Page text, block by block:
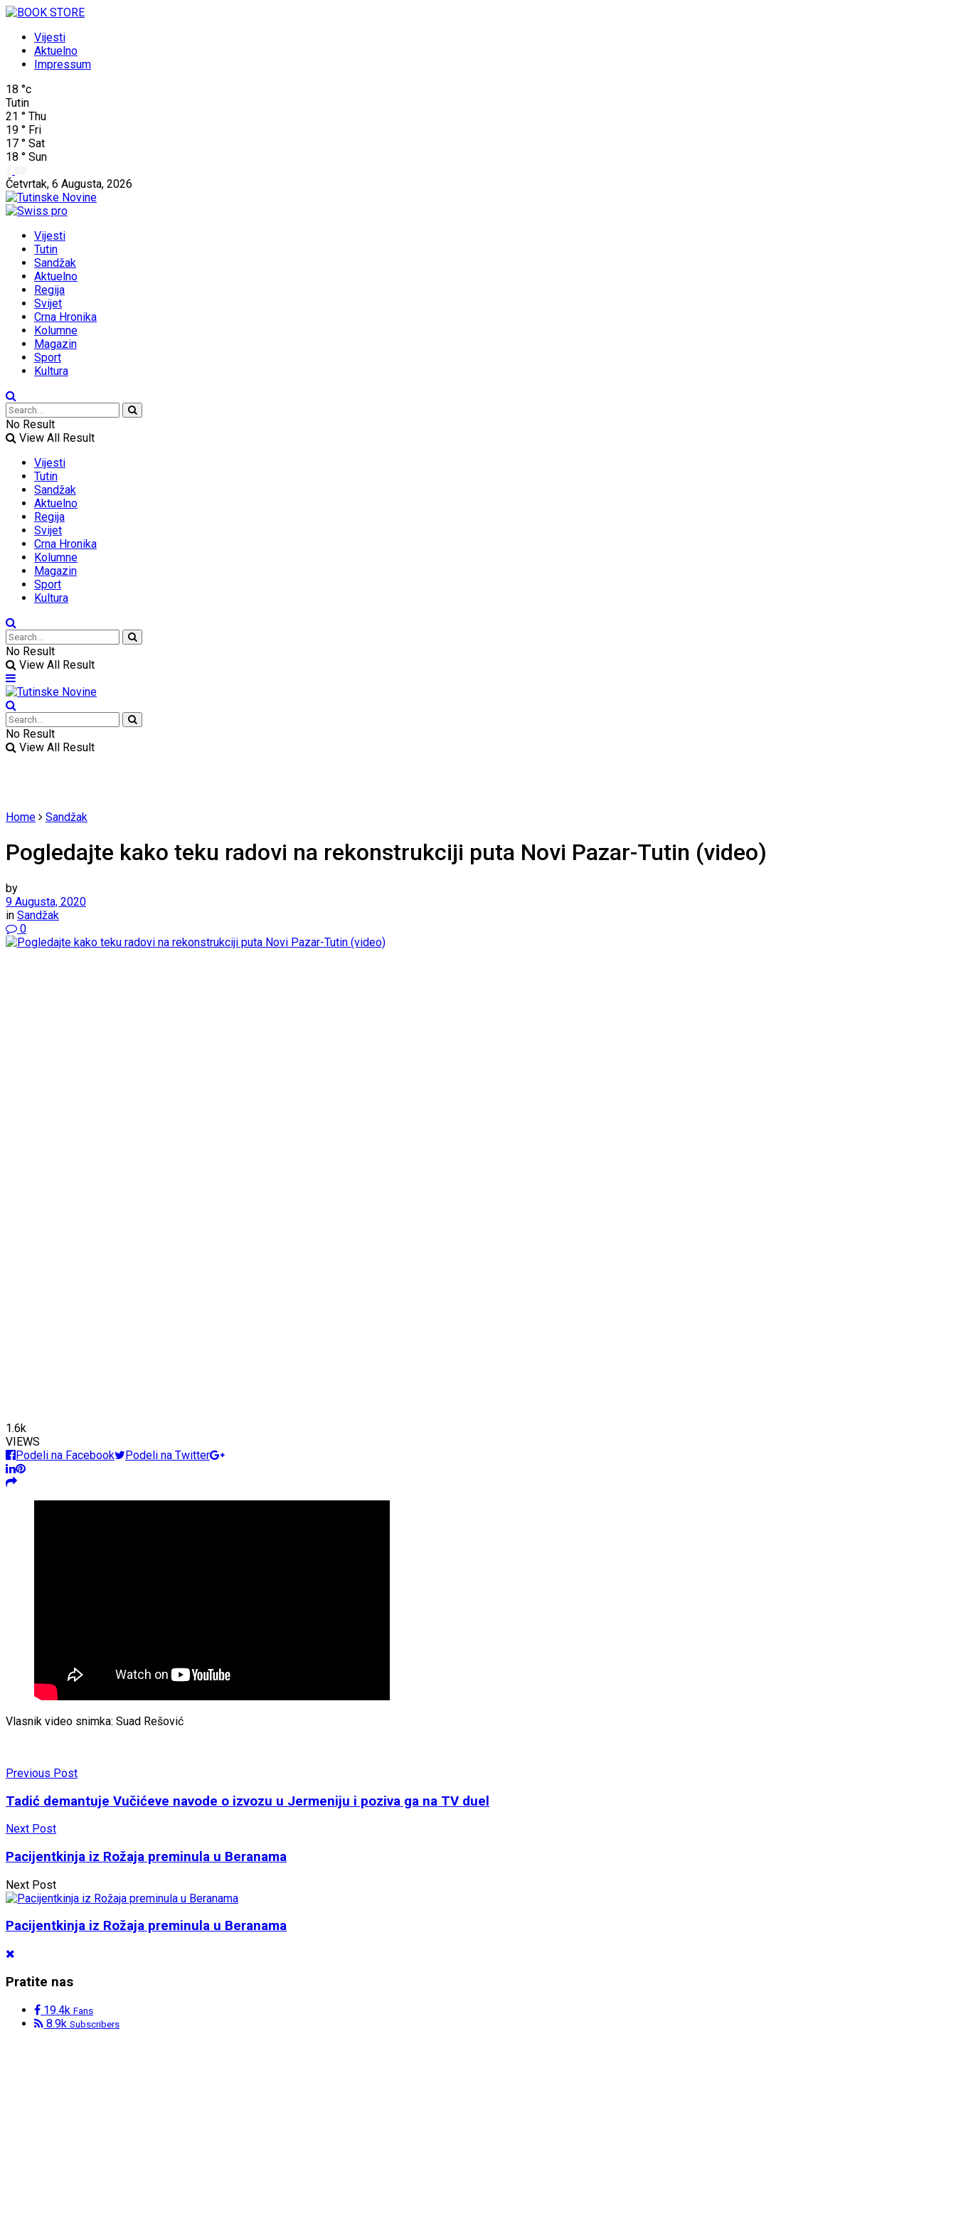
Vijesti
Aktuelno
Impressum
18 °c
Tutin
21 ° Thu
19 ° Fri
17 ° Sat
18 ° Sun
Četvrtak, 6 Augusta, 2026
Vijesti
Tutin
Sandžak
Aktuelno
Regija
Svijet
Crna Hronika
Kolumne
Magazin
Sport
Kultura
No Result
View All Result
Vijesti
Tutin
Sandžak
Aktuelno
Regija
Svijet
Crna Hronika
Kolumne
Magazin
Sport
Kultura
No Result
View All Result
No Result
View All Result
Home Sandžak
Pogledajte kako teku radovi na rekonstrukciji puta Novi Pazar-Tutin (video)
by
9 Augusta, 2020
in Sandžak
0
1.6k
VIEWS
Podeli na Facebook
Podeli na Twitter
Vlasnik video snimka: Suad Rešović
Previous Post
Tadić demantuje Vučićeve navode o izvozu u Jermeniju i poziva ga na TV duel
Next Post
Pacijentkinja iz Rožaja preminula u Beranama
Next Post
Pacijentkinja iz Rožaja preminula u Beranama
Pratite nas
19.4k Fans
8.9k Subscribers